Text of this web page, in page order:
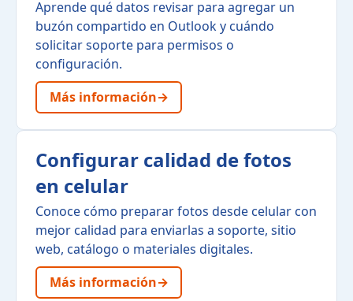
Aprende qué datos revisar para agregar un
buzón compartido en Outlook y cuándo
solicitar soporte para permisos o
configuración.
Más información→
Configurar calidad de fotos
en celular
Conoce cómo preparar fotos desde celular con
mejor calidad para enviarlas a soporte, sitio
web, catálogo o materiales digitales.
Más información→